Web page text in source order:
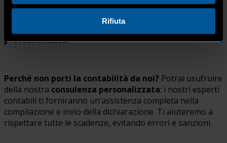
Rifiuta
Confartigianato Imprese Bergamo èlo studio contabile
, conpiù di 3.000 aziende
professionalità.
Perché non porti la contabilità da noi? Potrai usufruire
della nostra consulenza personalizzata: i nostri esperti
contabili ti forniranno un’assistenza completa nella
compilazione e invio della dichiarazione. Ti aiuteremo a
rispettare tutte le scadenze, evitando errori e sanzioni.